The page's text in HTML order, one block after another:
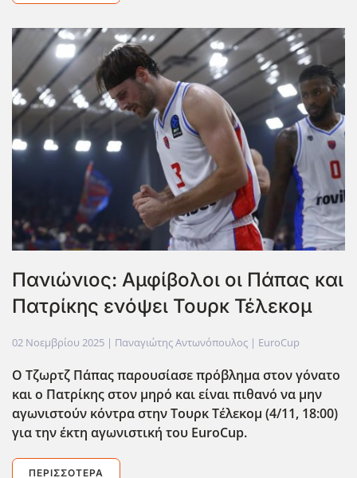
Πανιώνιος: Αμφίβολοι οι Πάπας και
Πατρίκης ενόψει Τουρκ Τέλεκομ
02 Νοεμβρίου 2025 | Παναγιώτης Αντωνόπουλος | EuroCup
Ο Τζωρτζ Πάπας παρουσίασε πρόβλημα στον γόνατο
και ο Πατρίκης στον μηρό και είναι πιθανό να μην
αγωνιστούν κόντρα στην Τουρκ Τέλεκομ (4/11, 18:00)
για την έκτη αγωνιστική του EuroCup.
ΠΕΡΙΣΣΌΤΕΡΑ